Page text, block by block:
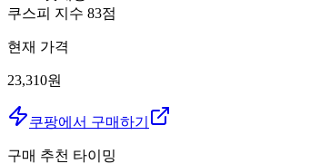
쿠스피 지수 83점
현재 가격
23,310원
쿠팡에서 구매하기
구매 추천 타이밍